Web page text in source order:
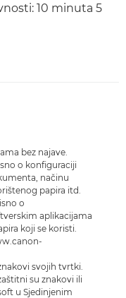
10 minuta 5
bez najave.
o konfiguraciji
načinu
papira itd.
o
aplikacijama
koji se koristi.
svojih tvrtki.
su znakovi ili
u Sjedinjenim